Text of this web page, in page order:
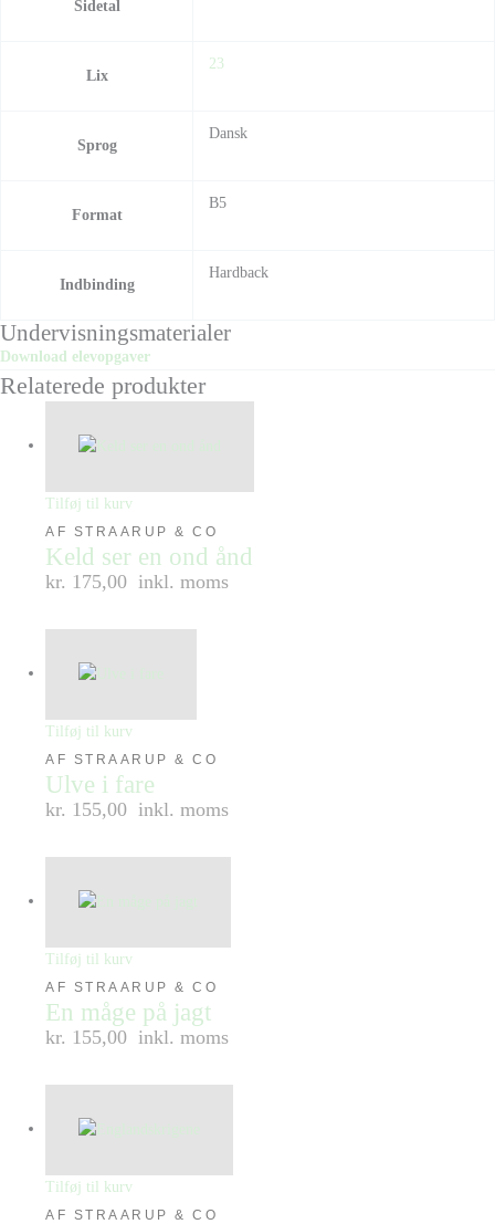
Sidetal
Lix
23
Sprog
Dansk
Format
B5
Indbinding
Hardback
Undervisningsmaterialer
Download elevopgaver
Relaterede produkter
Tilføj til kurv
AF STRAARUP & CO
Keld ser en ond ånd
kr. 175,00 inkl. moms
Tilføj til kurv
AF STRAARUP & CO
Ulve i fare
kr. 155,00 inkl. moms
Tilføj til kurv
AF STRAARUP & CO
En måge på jagt
kr. 155,00 inkl. moms
Tilføj til kurv
AF STRAARUP & CO